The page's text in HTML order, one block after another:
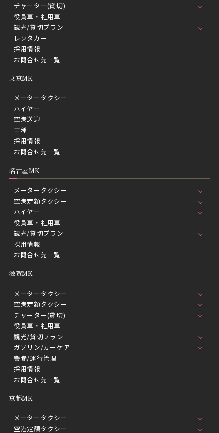
チャーター(貸切)
役員車・社用車
観光/貸切プラン
レンタカー
採用情報
お問合せ先一覧
東京MK
メータータクシー
ハイヤー
空港送迎
車種
採用情報
お問合せ先一覧
名古屋MK
メータータクシー
空港定額タクシー
ハイヤー
役員車・社用車
観光/貸切プラン
採用情報
お問合せ先一覧
滋賀MK
メータータクシー
空港定額タクシー
チャーター(貸切)
役員車・社用車
観光/貸切プラン
ガソリン/カーケア
警備/運行管理
採用情報
お問合せ先一覧
京都MK
メータータクシー
空港定額タクシー